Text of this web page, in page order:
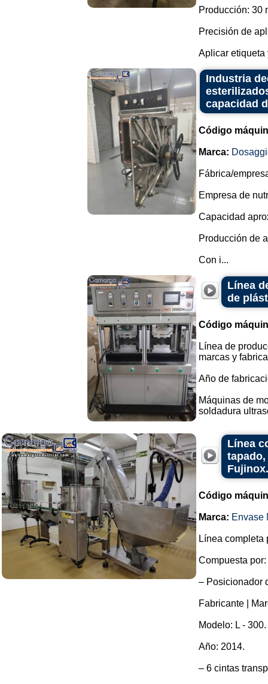
Producción: 30
Precisión de
Aplicar etiqueta
Industria
capacidad
Código
Marca:
Fábrica/
Empresa de
Capacidad
Producción de
Con i...
Línea
de
Código
Línea de
marcas y
Año de
Máquinas de
soldadura
Línea
Fujinox.
Código
Marca: Envase
Línea completa
Compuesta por:
– Posicionador
Fabricante |
Modelo: L - 300.
Año: 2014.
– 6 cintas